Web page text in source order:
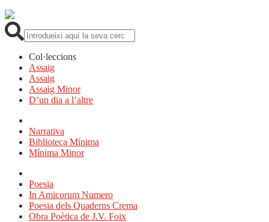
Col·leccions
Assaig
Assaig
Assaig Minor
D’un dia a l’altre
Narrativa
Biblioteca Mínima
Mínima Minor
Poesia
In Amicorum Numero
Poesia dels Quaderns Crema
Obra Poètica de J.V. Foix